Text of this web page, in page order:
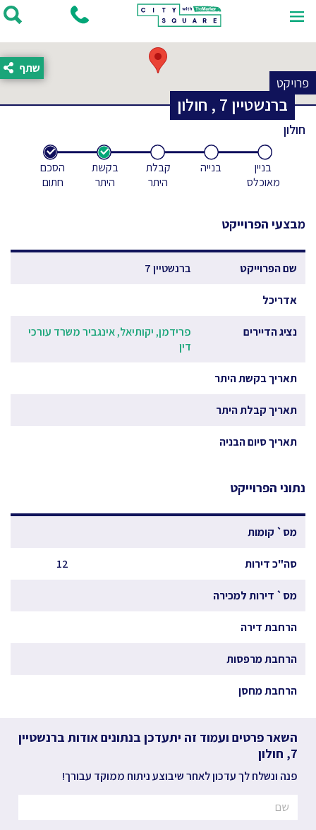
פרויקט
ברנשטיין 7
, חולון
שתף
חולון
בניין
מאוכלס
בנייה
קבלת
היתר
בקשת
היתר
הסכם
חתום
מבצעי הפרוייקט
שם הפרוייקט ברנשטיין 7
אדריכל
נציג הדיירים
פרידמן, יקותיאל, אינגביר משרד עורכי
דין
תאריך בקשת היתר
תאריך קבלת היתר
תאריך סיום הבניה
נתוני הפרוייקט
מס` קומות
סה"כ דירות 12
מס` דירות למכירה
הרחבת דירה
הרחבת מרפסות
הרחבת מחסן
השאר פרטים ועמוד זה יתעדכן בנתונים אודות ברנשטיין
7, חולון
פנה ונשלח לך עדכון לאחר שיבוצע ניתוח ממוקד עבורך!